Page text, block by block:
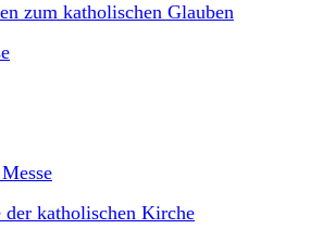
zum katholischen Glauben
der katholischen Kirche